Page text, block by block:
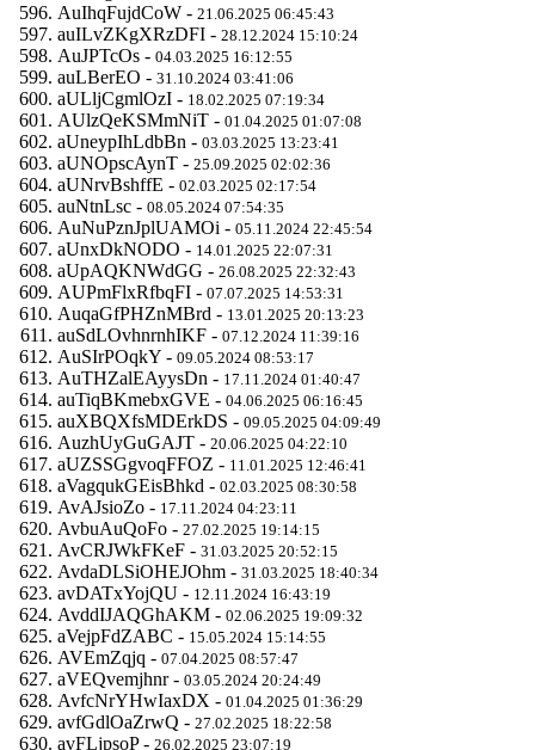
AuIhqFujdCoW - 21.06.2025 06:45:43
auILvZKgXRzDFI - 28.12.2024 15:10:24
AuJPTcOs - 04.03.2025 16:12:55
auLBerEO - 31.10.2024 03:41:06
aULljCgmlOzI - 18.02.2025 07:19:34
AUlzQeKSMmNiT - 01.04.2025 01:07:08
aUneypIhLdbBn - 03.03.2025 13:23:41
aUNOpscAynT - 25.09.2025 02:02:36
aUNrvBshffE - 02.03.2025 02:17:54
auNtnLsc - 08.05.2024 07:54:35
AuNuPznJplUAMOi - 05.11.2024 22:45:54
aUnxDkNODO - 14.01.2025 22:07:31
aUpAQKNWdGG - 26.08.2025 22:32:43
AUPmFlxRfbqFI - 07.07.2025 14:53:31
AuqaGfPHZnMBrd - 13.01.2025 20:13:23
auSdLOvhnrnhIKF - 07.12.2024 11:39:16
AuSIrPOqkY - 09.05.2024 08:53:17
AuTHZalEAyysDn - 17.11.2024 01:40:47
auTiqBKmebxGVE - 04.06.2025 06:16:45
auXBQXfsMDErkDS - 09.05.2025 04:09:49
AuzhUyGuGAJT - 20.06.2025 04:22:10
aUZSSGgvoqFFOZ - 11.01.2025 12:46:41
aVagqukGEisBhkd - 02.03.2025 08:30:58
AvAJsioZo - 17.11.2024 04:23:11
AvbuAuQoFo - 27.02.2025 19:14:15
AvCRJWkFKeF - 31.03.2025 20:52:15
AvdaDLSiOHEJOhm - 31.03.2025 18:40:34
avDATxYojQU - 12.11.2024 16:43:19
AvddIJAQGhAKM - 02.06.2025 19:09:32
aVejpFdZABC - 15.05.2024 15:14:55
AVEmZqjq - 07.04.2025 08:57:47
aVEQvemjhnr - 03.05.2024 20:24:49
AvfcNrYHwIaxDX - 01.04.2025 01:36:29
avfGdlOaZrwQ - 27.02.2025 18:22:58
avFLjpsoP - 26.02.2025 23:07:19